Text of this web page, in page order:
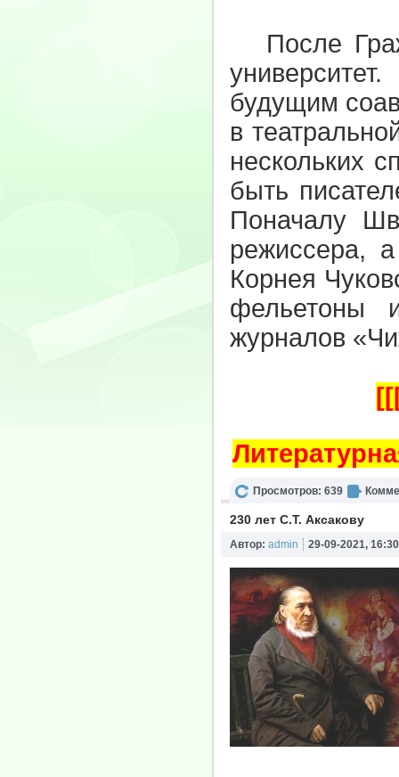
После
будущим
в
нескольких
быть
Поначалу
режиссера,
Корнея
фельетоны
журналов
Просмотров: 639
230 лет С.Т. Аксакову
Автор: admin 29-09-2021, 16:30